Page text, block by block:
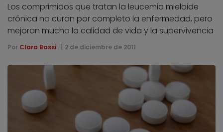
Los comprimidos que tratan la leucemia mieloide
crónica no curan por completo la enfermedad, pero
mejoran mucho la calidad de vida y la supervivencia
Por Clara Bassi 2 de diciembre de 2011